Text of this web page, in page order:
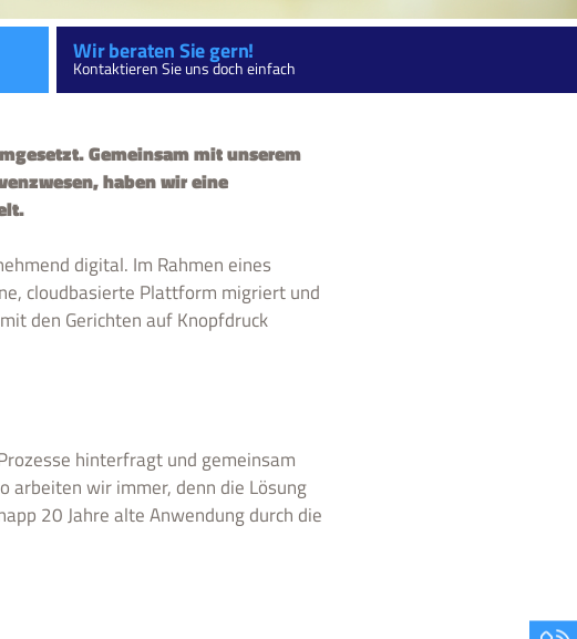
Wir beraten Sie gern!
Kontaktieren Sie uns doch einfach
Gemeinsam mit unserem
haben wir eine
digital. Im Rahmen eines
cloudbasierte Plattform migriert und
den Gerichten auf Knopfdruck
hinterfragt und gemeinsam
arbeiten wir immer, denn die Lösung
20 Jahre alte Anwendung durch die